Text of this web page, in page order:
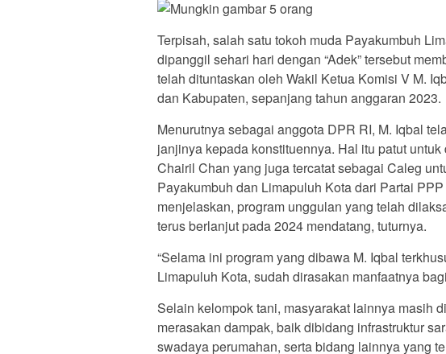
Terpisah, salah satu tokoh muda Payakumbuh
dipanggil sehari hari dengan “Adek” tersebut
telah dituntaskan oleh Wakil Ketua Komisi V M.
dan Kabupaten, sepanjang tahun anggaran 2023.
Menurutnya sebagai anggota DPR RI, M. Iqbal
janjinya kepada konstituennya. Hal itu patut
Chairil Chan yang juga tercatat sebagai Caleg
Payakumbuh dan Limapuluh Kota dari Partai
menjelaskan, program unggulan yang telah
terus berlanjut pada 2024 mendatang, tuturnya.
“Selama ini program yang dibawa M. Iqbal
Limapuluh Kota, sudah dirasakan manfaatnya
Selain kelompok tani, masyarakat lainnya masih
merasakan dampak, baik dibidang infrastruktur
swadaya perumahan, serta bidang lainnya yang